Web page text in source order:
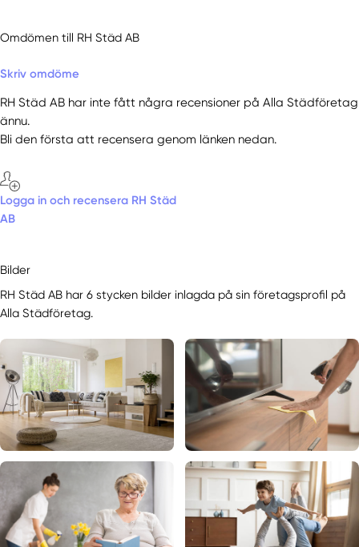
Omdömen till RH Städ AB
Skriv omdöme
RH Städ AB har inte fått några recensioner på Alla Städföretag
ännu.
Bli den första att recensera genom länken nedan.
Logga in och recensera RH Städ
AB
Bilder
RH Städ AB har 6 stycken bilder inlagda på sin företagsprofil på
Alla Städföretag.